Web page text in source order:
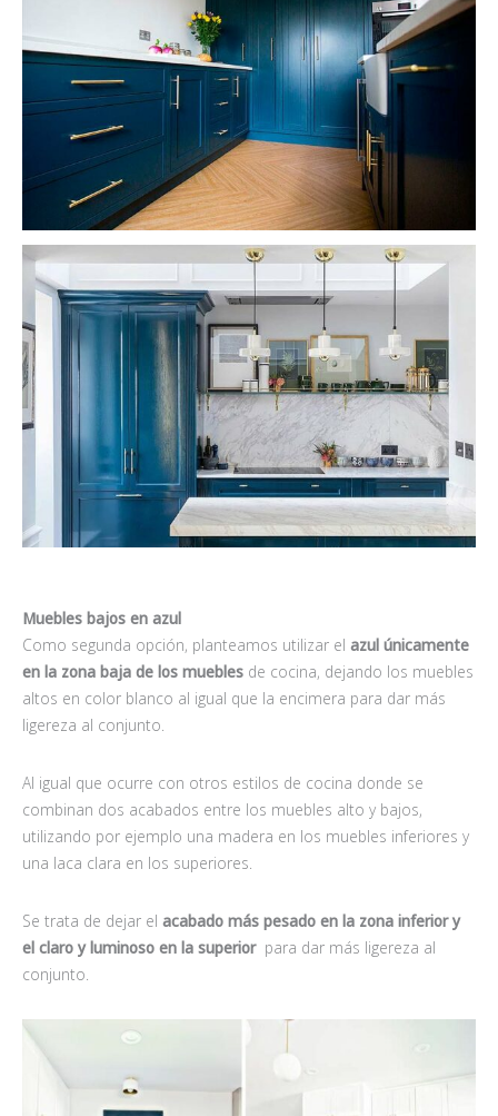
Muebles bajos en azul
Como segunda opción, planteamos utilizar el azul únicamente
en la zona baja de los muebles de cocina, dejando los muebles
altos en color blanco al igual que la encimera para dar más
ligereza al conjunto.
Al igual que ocurre con otros estilos de cocina donde se
combinan dos acabados entre los muebles alto y bajos,
utilizando por ejemplo una madera en los muebles inferiores y
una laca clara en los superiores.
Se trata de dejar el acabado más pesado en la zona inferior y
el claro y luminoso en la superiorpara dar más ligereza al
conjunto.